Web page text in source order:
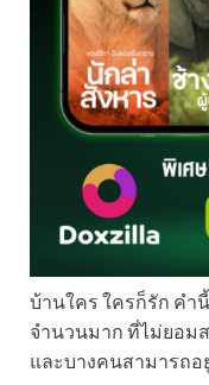
บ้านใคร ใครก็รัก คำ
จำนวนมาก ที่ไม่ยอม
และบางคนสามารถ